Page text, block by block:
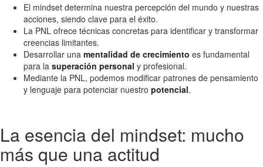
El mindset determina nuestra percepción del mundo y nuestras
acciones, siendo clave para el éxito.
La PNL ofrece técnicas concretas para identificar y transformar
creencias limitantes.
Desarrollar una mentalidad de crecimiento es fundamental
para la superación personal y profesional.
Mediante la PNL, podemos modificar patrones de pensamiento
y lenguaje para potenciar nuestro potencial.
La esencia del mindset: mucho
más que una actitud